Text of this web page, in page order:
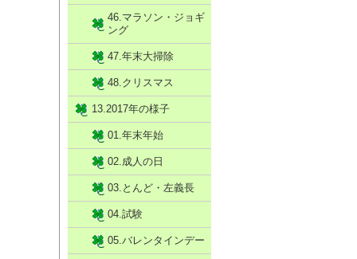
46.マラソン・ジョギ
ング
47.年末大掃除
48.クリスマス
13.2017年の様子
01.年末年始
02.成人の日
03.とんど・左義長
04.試験
05.バレンタインデー